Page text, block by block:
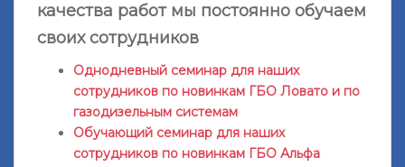
качества работ мы постоянно обучаем
своих сотрудников
Однодневный семинар для наших
сотрудников по новинкам ГБО Ловато и по
газодизельным системам
Обучающий семинар для наших
сотрудников по новинкам ГБО Альфа